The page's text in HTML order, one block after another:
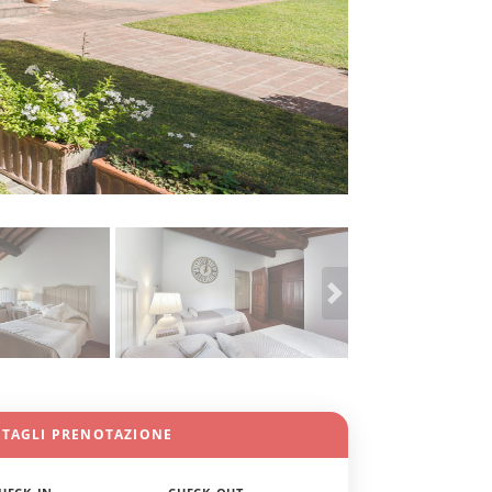
PRENOTAZIONE